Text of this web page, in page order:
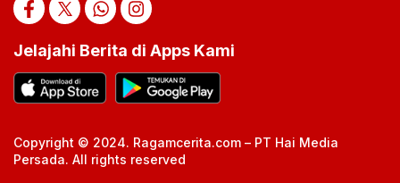
Jelajahi Berita di Apps Kami
Copyright © 2024. Ragamcerita.com – PT Hai Media
Persada. All rights reserved